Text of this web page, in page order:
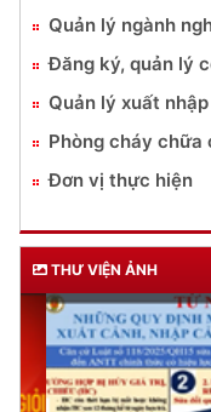
Quản lý ngành
Đăng ký, quản lý
Quản lý xuất
Phòng cháy chữa
Đơn vị thực hiện
THƯ VIỆN ẢNH